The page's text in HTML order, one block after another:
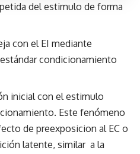
del estimulo de forma
con el EI mediante
condicionamiento
inicial con el estimulo
Este fenómeno
de preexposicion al EC o
latente, similar a la